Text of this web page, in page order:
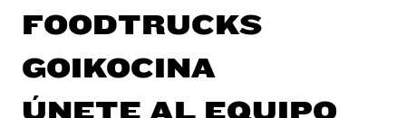
FOODTRUCKS
GOIKOCINA
ÚNETE AL EQUIPO